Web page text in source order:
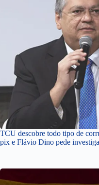
TCU descobre todo tipo de
pix e Flávio Dino pede